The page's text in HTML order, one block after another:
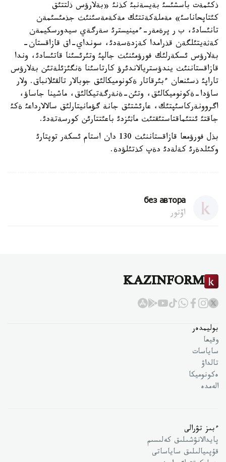
ذكئمةت باسشئسئ بةيسةنبئ كذنئ «بةلارؤس ذلتتئق
كئتاپحاناسئ» مةملةكةتتئك مةكةمةسئنئث جذمئسئمةن
تانئسادئ، ب ر پرةمةر-ءمينيسترئ سةرگةي سيدورسكيمةن
كةثةيتئلگةن قذرامدا كةزدةسةدئ، سونداي-اق قازاقستان-
بةلارؤس ئسكةرلئك فورؤمئنئث جالپئ وتئرئسئنا قاتئسادئ، وندا
قازاقستاننئث يندؤستريالاندئرؤ كارتاسئنا ةنگئزئلةتئن بةلارؤس
تاراپئ ذسئنعان ءبئرقاتار ةكونوميكالئق جوبالار تالقئلانباق. ولار
ساؤدا-ةكونوميكالئق، وتئن-ةنةرگةتيكالئق، ماشينا جاساؤ،
اگروونةركاسئپتئك، عارئشتئق جانة گؤمانيتارلئق سالالارداعئ ةكئ
جاقتئ ئنتئماقتاستئقتئث ماثئزدئ باعئتتارئن كورسةتةدئ.
بذل فورؤمعا قازاقستاننئث 130 دان استام ئسكةر توپتارئ
وكئلدةرئ كةلةدئ دةپ كذتئلؤدة.
без автора
اۆتور
KAZINFORM
بوليمدەر
وقيعا
ساياسات
تالداۋ
ەكونوميكا
الەمدە
ءبىز تۋرالى
پايدالانۋشىلىق كەلىسىم
قۇپىيالىلىق ساياساتى